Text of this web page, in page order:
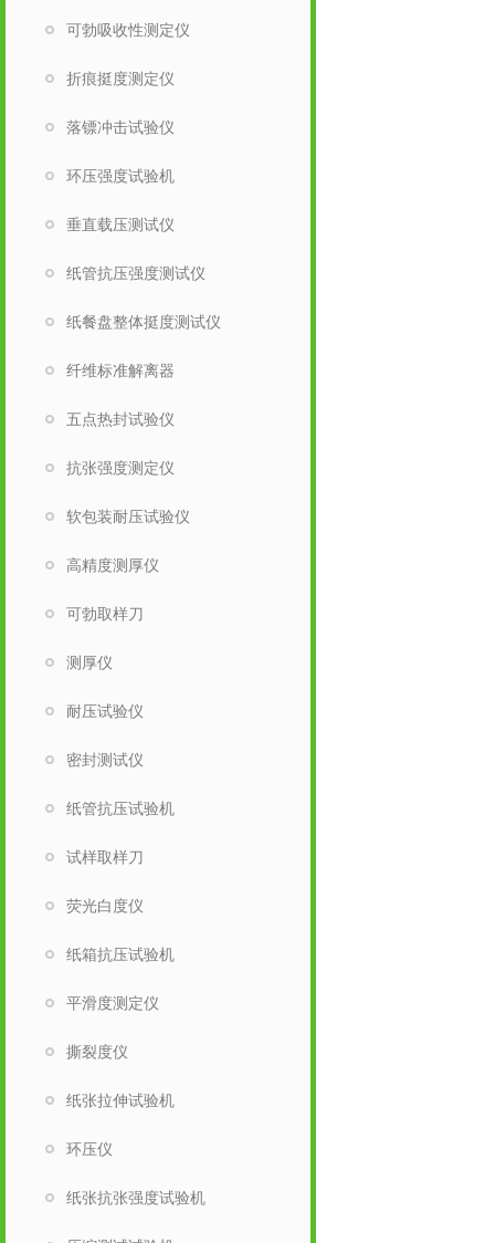
可勃吸收性测定仪
折痕挺度测定仪
落镖冲击试验仪
环压强度试验机
垂直载压测试仪
纸管抗压强度测试仪
纸餐盘整体挺度测试仪
纤维标准解离器
五点热封试验仪
抗张强度测定仪
软包装耐压试验仪
高精度测厚仪
可勃取样刀
测厚仪
耐压试验仪
密封测试仪
纸管抗压试验机
试样取样刀
荧光白度仪
纸箱抗压试验机
平滑度测定仪
撕裂度仪
纸张拉伸试验机
环压仪
纸张抗张强度试验机